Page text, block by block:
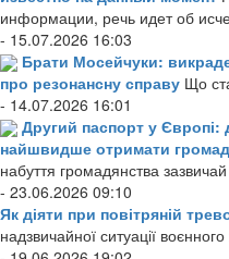
информации, речь идет об
- 15.07.2026 16:03
Брати Мосейчуки:
про резонансну справу Що
- 14.07.2026 16:01
Другий паспорт у Європі:
найшвидше отримати
набуття громадянства
- 23.06.2026 09:10
Як діяти при повітряній
надзвичайної ситуації